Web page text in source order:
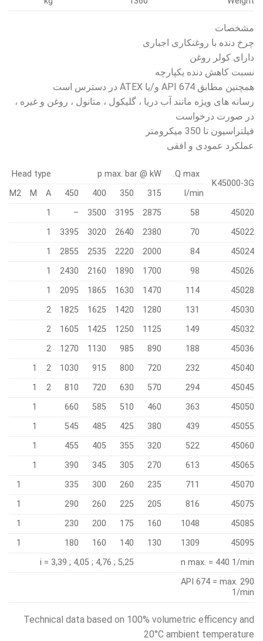
مشخصات
چرخ دنده با روغنکاری اجباری
دارای کولر روغن
نسبت کاهش دنده یکپارچه
همچنین مطابق API 674 و/یا ATEX در دسترس است
رسانه های ویژه مانند آب دریا ، گلیکول ، متانول ، روغن و غیره ،
در صورت درخواست
فیلتراسیون تا 350 میکرومتر
عملکرد عمودی و افقی
K45000-3G
Q max.
p max. bar @ kW
Head type
l/min
315
350
400
450
A
M
M2
45020
58
2875
3195
3500
–
1
45022
70
2380
2640
3020
3395
1
45024
84
2000
2220
2535
2855
1
45026
98
1700
1890
2160
2430
1
45028
114
1470
1630
1865
2095
1
45030
131
1280
1420
1625
1825
2
45032
149
1125
1250
1425
1605
2
45036
188
890
985
1130
1270
2
45040
232
720
800
915
1030
2
1
45045
294
570
630
720
810
2
1
45050
363
460
510
585
660
1
45055
439
380
425
485
545
1
45060
522
320
355
405
455
1
45065
613
270
305
345
390
1
45070
711
235
260
300
335
1
45075
816
205
225
260
290
1
45085
1048
160
175
200
230
1
45095
1309
130
140
160
180
1
n max. = 440 1/min
i = 3,39 ; 4,05 ; 4,76 ; 5,25
API 674 = max. 290
1/min
Technical data based on 100% volumetric efficency and
20°C ambient temperature